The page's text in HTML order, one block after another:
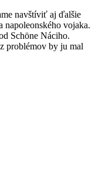
navštíviť aj ďalšie
napoleonského vojaka.
Schöne Náciho.
problémov by ju mal